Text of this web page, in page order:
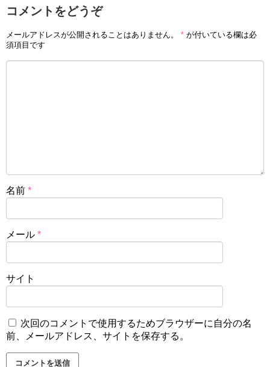
コメントをどうぞ
メールアドレスが公開されることはありません。 * が付いている欄は必
須項目です
名前 *
メール *
サイト
次回のコメントで使用するためブラウザーに自分の名
前、メールアドレス、サイトを保存する。